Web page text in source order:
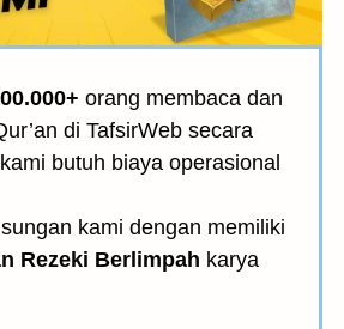
orang membaca dan
di TafsirWeb secara
butuh biaya operasional
kami dengan memiliki
Rezeki Berlimpah karya